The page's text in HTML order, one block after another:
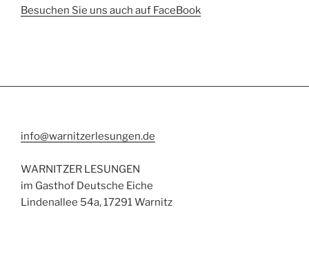
Besuchen Sie uns auch auf FaceBook
info@warnitzerlesungen.de
WARNITZER LESUNGEN
im Gasthof Deutsche Eiche
Lindenallee 54a, 17291 Warnitz